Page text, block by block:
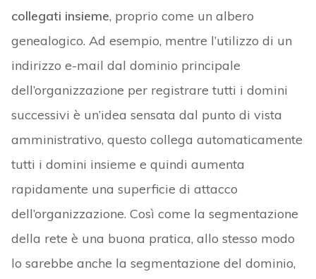
collegati insieme, proprio come un albero
genealogico. Ad esempio, mentre l’utilizzo di un
indirizzo e-mail dal dominio principale
dell’organizzazione per registrare tutti i domini
successivi è un’idea sensata dal punto di vista
amministrativo, questo collega automaticamente
tutti i domini insieme e quindi aumenta
rapidamente una superficie di attacco
dell’organizzazione. Così come la segmentazione
della rete è una buona pratica, allo stesso modo
lo sarebbe anche la segmentazione del dominio,